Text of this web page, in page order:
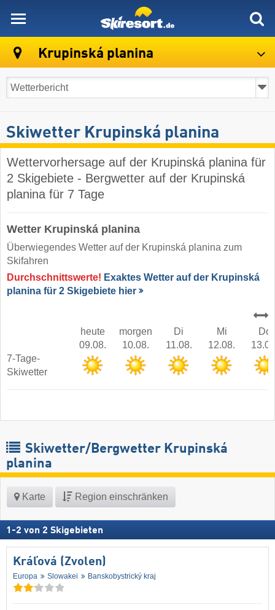
Krupinská planina
Skiwetter Krupinská planina
Wettervorhersage auf der Krupinská planina für
2 Skigebiete - Bergwetter auf der Krupinská
planina für 7 Tage
Wetter Krupinská planina
Überwiegendes Wetter auf der Krupinská planina zum
Skifahren
Durchschnittswerte! Exaktes Wetter auf der Krupinská
planina für 2 Skigebiete hier
heute
09.08.
morgen
10.08.
Di
11.08.
Mi
12.08.
Do
7-Tage-
Skiwetter
Skiwetter/Bergwetter Krupinská
planina
Karte Region einschränken
1 -2 von 2 Skigebieten
Kráľová (Zvolen)
Europa Slowakei Banskobystrický kraj